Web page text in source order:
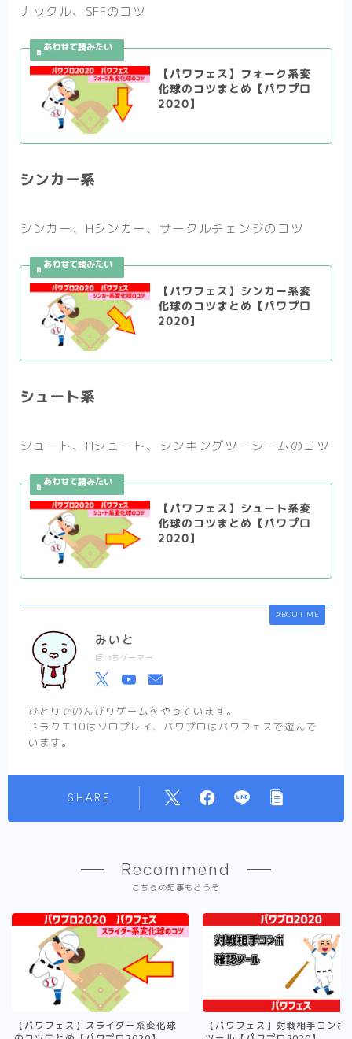
ナックル、SFFのコツ
【パワフェス】フォーク系変
化球のコツまとめ【パワプロ
2020】
シンカー系
シンカー、Hシンカー、サークルチェンジのコツ
【パワフェス】シンカー系変
化球のコツまとめ【パワプロ
2020】
シュート系
シュート、Hシュート、シンキングツーシームのコツ
【パワフェス】シュート系変
化球のコツまとめ【パワプロ
2020】
ABOUT ME
みいと
ぼっちゲーマー
ひとりでのんびりゲームをやっています。
ドラクエ10はソロプレイ、パワプロはパワフェスで遊んで
います。
SHARE
Recommend
こちらの記事もどうぞ
【パワフェス】スライダー系変化球
【パワフェス】対戦相手コンボ